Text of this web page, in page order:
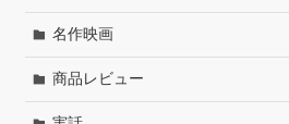
名作映画
商品レビュー